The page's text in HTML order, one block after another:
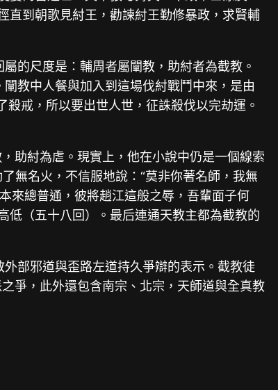
直到朝歌見紂王，勸諫紂王勤修暴政，求賢輔
的尺度是：輔周者屬闡教，助紂者為截教。
教中人餐與加入到這場伐紂戰鬥中來，是由
戒，所以要出世人世，征誅殺伐以完劫運。
助紂為虐。現實上，他在小說中仍是一個線索
無名火，不信服地說：“莫非你著名師，我無
來總普通，彼將趙江這般之辱，吾輩面子何
低（五十八回）。最后連通天教主都為截教的
部邪道與歪路左道持久爭辯的表示。截教徒
爭，此外還包含南宗、北宗，天師道與全真教